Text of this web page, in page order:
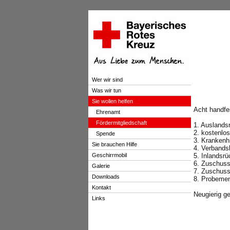
Wer wir sind
Was wir tun
Sie wollen helfen
Ehrenamt
Fördermitgliedschaft
Spende
Sie brauchen Hilfe
Geschirrmobil
Galerie
Downloads
Kontakt
Links
Acht
1.
2.
3.
4.
5.
6.
7.
8.
Neugierig